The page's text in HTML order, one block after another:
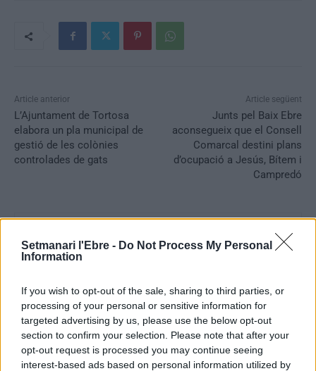
Setmanari l'Ebre - Do Not Process My Personal
Information
If you wish to opt-out of the sale, sharing to third parties, or
processing of your personal or sensitive information for
targeted advertising by us, please use the below opt-out
section to confirm your selection. Please note that after your
opt-out request is processed you may continue seeing
interest-based ads based on personal information utilized by
Article anterior
L’Ajuntament de Tortosa
elabora un pla municipal de
gestió de les colònies
controlades de gats
Article següent
Junts pel Baix Ebre
aconsegueix que el Consell
Comarcal destini plans
d’ocupació a Jesús, Bítem i
Campredó
Redaccio
Periodistes